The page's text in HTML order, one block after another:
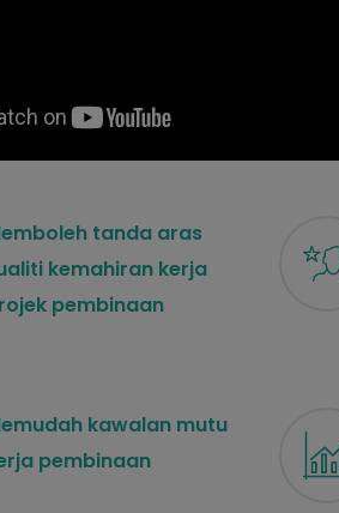
tanda aras
kemahiran kerja
pembinaan
kawalan mutu
pembinaan